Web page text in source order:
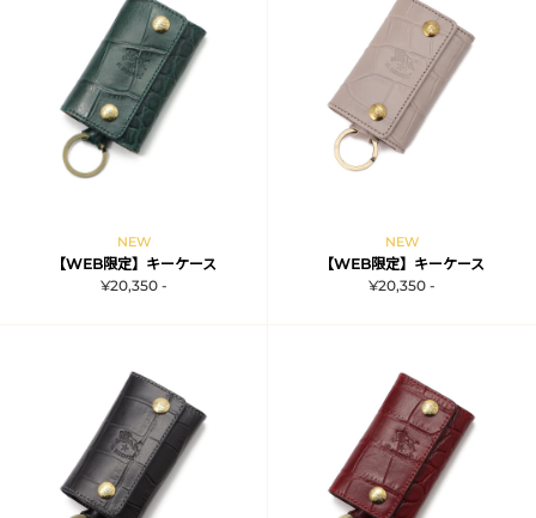
NEW
【WEB限定】キーケース
¥20,350 -
NEW
【WEB限定】キーケース
¥20,350 -